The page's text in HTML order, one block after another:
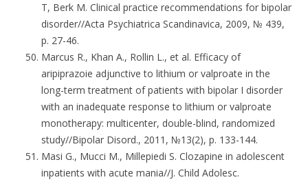
T, Berk M. Clinical practice recommendations for bipolar
disorder//Acta Psychiatrica Scandinavica, 2009, № 439,
p. 27-46.
Marcus R., Khan A., Rollin L., et al. Efficacy of
aripiprazoie adjunctive to lithium or valproate in the
long-term treatment of patients with bipolar I disorder
with an inadequate response to lithium or valproate
monotherapy: multicenter, double-blind, randomized
study//Bipolar Disord., 2011, №13(2), p. 133-144.
Masi G., Mucci M., Millepiedi S. Clozapine in adolescent
inpatients with acute mania//J. Child Adolesc.